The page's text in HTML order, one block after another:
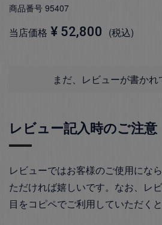
商品番号 95407
当店価格 ¥ 52,800 税込
まだ、レビューが書かれ
レビュー記入時のご注意
レビューではお客様のご使用にな
ただければ嬉しいです。なお、レ
目をコピペでご利用していただく